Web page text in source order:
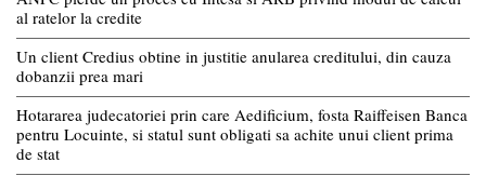
al ratelor la credite
Un client Credius obtine in justitie anularea creditului, din cauza
dobanzii prea mari
Hotararea judecatoriei prin care Aedificium, fosta Raiffeisen Banca
pentru Locuinte, si statul sunt obligati sa achite unui client prima
de stat